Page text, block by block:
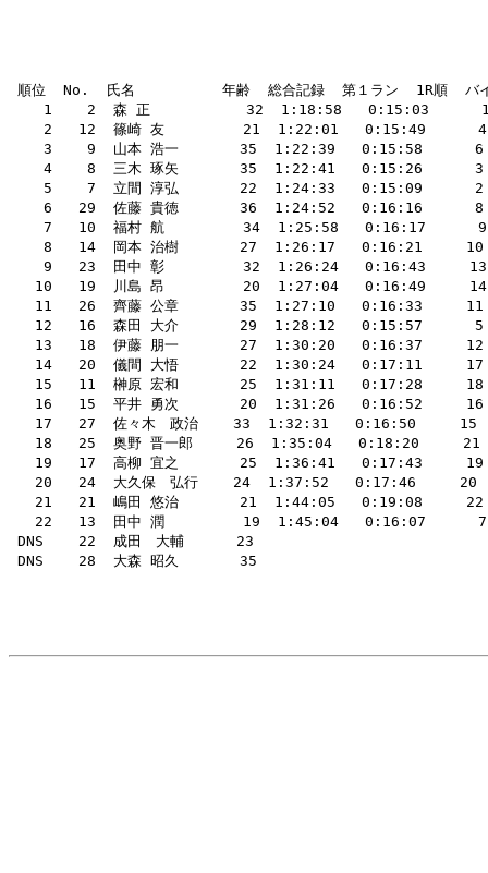
順位  No.  氏名          年齢  総合記録  第１ラン
1    2  森 正           32  1:18:58
2   12  篠崎 友         21  1:22:01   0:15:49
3    9  山本 浩一       35  1:22:39
4    8  三木 琢矢       35  1:22:41
5    7  立間 淳弘       22  1:24:33   0:15:09
6   29  佐藤 貴徳       36  1:24:52
7   10  福村 航         34  1:25:58   0:16:17
8   14  岡本 治樹       27  1:26:17
9   23  田中 彰         32  1:26:24   0:16:43
10   19  川島 昂         20  1:27:04   0:16:49
11   26  齊藤 公章       35  1:27:10
12   16  森田 大介       29  1:28:12
13   18  伊藤 朋一       27  1:30:20
14   20  儀間 大悟       22  1:30:24   0:17:11
15   11  榊原 宏和       25  1:31:11
16   15  平井 勇次       20  1:31:26   0:16:52
17   27  佐々木　政治    33  1:32:31
18   25  奥野 晋一郎     26  1:35:04   0:18:20
19   17  高柳 宜之       25  1:36:41   0:17:43
20   24  大久保　弘行    24  1:37:52   0:17:46
21   21  嶋田 悠治       21  1:44:05   0:19:08
22   13  田中 潤         19  1:45:04   0:16:07
DNS    22  成田　大輔      23